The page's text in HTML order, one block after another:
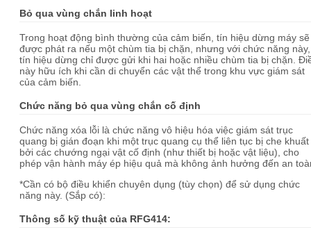
Bỏ qua vùng chắn linh hoạt
Trong hoạt động bình thường của cảm biến, tín hiệu dừng máy sẽ
được phát ra nếu một chùm tia bị chặn, nhưng với chức năng này,
tín hiệu dừng chỉ được gửi khi hai hoặc nhiều chùm tia bị chặn.
này hữu ích khi cần di chuyển các vật thể trong khu vực giám sát
của cảm biến.
Chức năng bỏ qua vùng chắn cố định
Chức năng xóa lỗi là chức năng vô hiệu hóa việc giám sát trục
quang bị gián đoạn khi một trục quang cụ thể liên tục bị che khuất
bởi các chướng ngại vật cố định (như thiết bị hoặc vật liệu), cho
phép vận hành máy ép hiệu quả mà không ảnh hưởng đến an
*Cần có bộ điều khiển chuyên dụng (tùy chọn) để sử dụng chức
năng này. (Sắp có):
Thông số kỹ thuật của RFG414: